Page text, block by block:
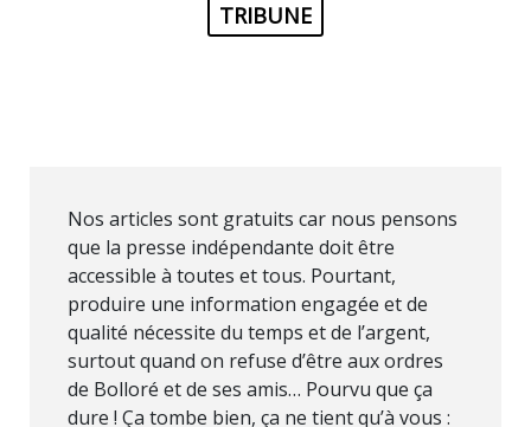
TRIBUNE
Nos articles sont gratuits car nous pensons
que la presse indépendante doit être
accessible à toutes et tous. Pourtant,
produire une information engagée et de
qualité nécessite du temps et de l’argent,
surtout quand on refuse d’être aux ordres
de Bolloré et de ses amis… Pourvu que ça
dure ! Ça tombe bien, ça ne tient qu’à vous :